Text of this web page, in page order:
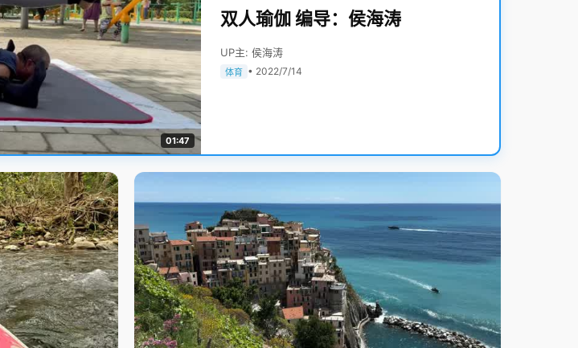
01:47
双人瑜伽 编导：侯海涛
UP主: 侯海涛
体育 • 2022/7/14